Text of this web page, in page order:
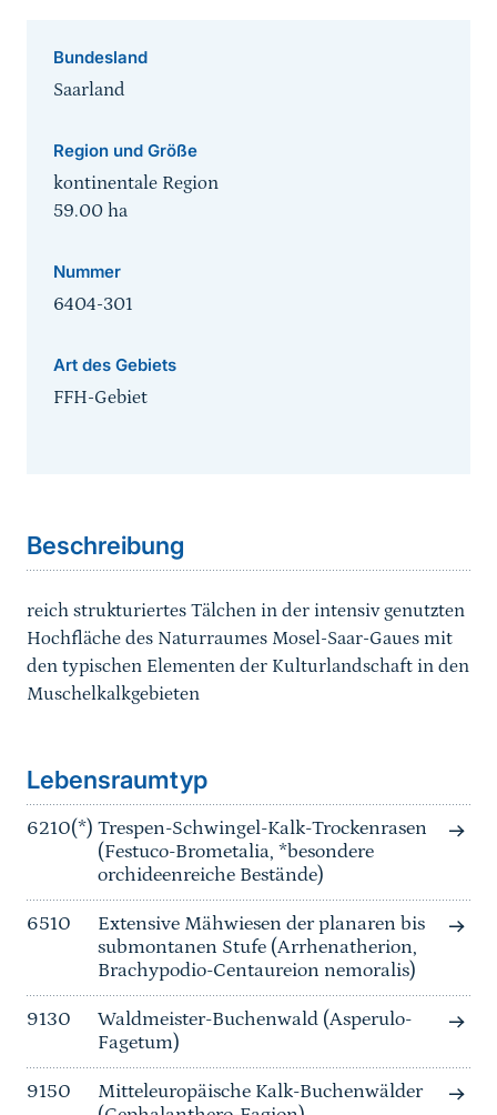
Bundesland
Saarland
Region und Größe
kontinentale Region
59.00 ha
Nummer
6404-301
Art des Gebiets
FFH-Gebiet
Beschreibung
reich strukturiertes Tälchen in der intensiv genutzten
Hochfläche des Naturraumes Mosel-Saar-Gaues mit
den typischen Elementen der Kulturlandschaft in den
Muschelkalkgebieten
Lebensraumtyp
6210(*) Trespen-Schwingel-Kalk-Trockenrasen
(Festuco-Brometalia, *besondere
orchideenreiche Bestände)
6510
Extensive Mähwiesen der planaren bis
submontanen Stufe (Arrhenatherion,
Brachypodio-Centaureion nemoralis)
9130
Waldmeister-Buchenwald (Asperulo-
Fagetum)
9150
Mitteleuropäische Kalk-Buchenwälder